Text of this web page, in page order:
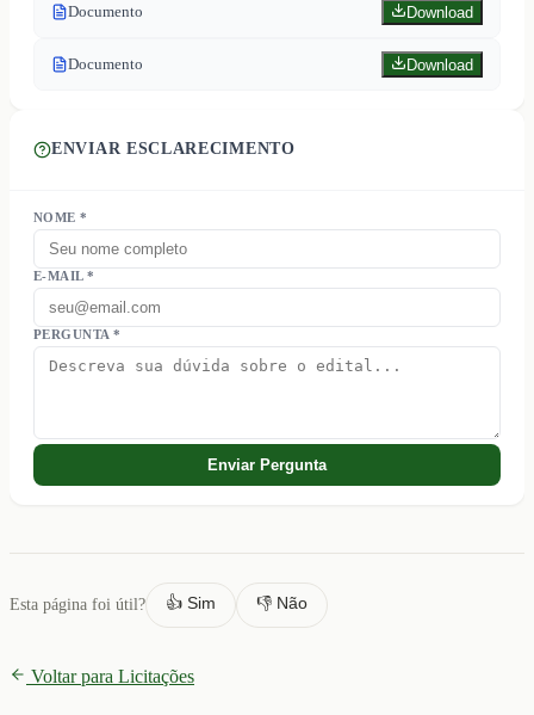
Documento Download
Documento Download
ENVIAR ESCLARECIMENTO
NOME *
E-MAIL *
PERGUNTA *
Enviar Pergunta
Esta página foi útil? 👍 Sim 👎 Não
Voltar para Licitações